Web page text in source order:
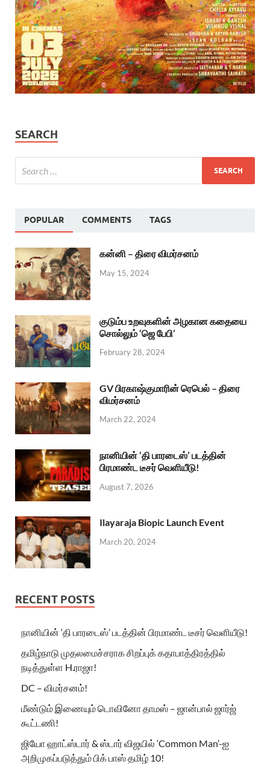
SEARCH
POPULAR COMMENTS TAGS
கன்னி – திரை விமர்சனம்
May 15, 2024
குடும்ப உறவுகளின் அழகான கதையை
சொல்லும் ‘ஜெ பேபி’
February 28, 2024
GV பிரகாஷ்குமாரின் ரெபெல் – திரை
விமர்சனம்
March 22, 2024
நானியின் ‘தி பாரடைஸ்’ படத்தின்
பிரமாண்ட டீசர் வெளியீடு!
August 7, 2026
Ilayaraja Biopic Launch Event
March 20, 2024
RECENT POSTS
நானியின் ‘தி பாரடைஸ்’ படத்தின் பிரமாண்ட டீசர் வெளியீடு!
தமிழ்நாடு முதலமைச்சராக சிறப்புக் கதாபாத்திரத்தில்
நடித்துள்ள H.ராஜா!
DC – விமர்சனம்!
மீண்டும் இணையும் டொவினோ தாமஸ் – ஜான்பால் ஜார்ஜ்
கூட்டணி!
ஜியோ ஹாட்ஸ்டார் & ஸ்டார் விஜயில் ‘Common Man’-ஐ
அறிமுகப்படுத்தும் பிக் பாஸ் தமிழ் 10!